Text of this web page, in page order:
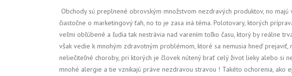
Obchody sú preplnené obrovským množstvom nezdravých produktov, no majú
čiastočne o marketingový ťah, no to je zasa iná téma. Polotovary, ktorých
veľmi obľúbené a ľudia tak nestrávia nad varením toľko času, ktorý by reálne
však vedie k mnohým zdravotným problémom, ktoré sa nemusia hneď
neliečiteľné choroby, pri ktorých je človek nútený brať celý život lieky alebo si
mnohé alergie a tie vznikajú práve nezdravou stravou ! Takéto ochorenia, ako